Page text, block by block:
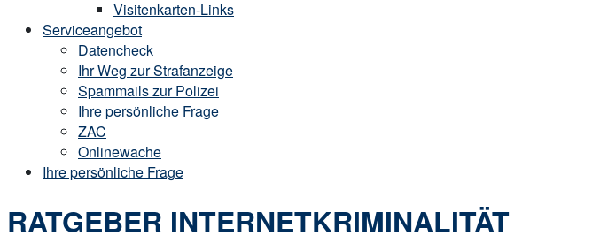
Visitenkarten-Links
Serviceangebot
Datencheck
Ihr Weg zur Strafanzeige
Spammails zur Polizei
Ihre persönliche Frage
ZAC
Onlinewache
Ihre persönliche Frage
RATGEBER INTERNETKRIMINALITÄT